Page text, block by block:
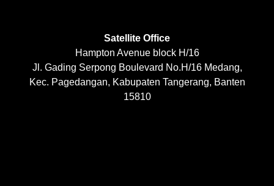
Satellite Office
Hampton Avenue block H/16
Jl. Gading Serpong Boulevard No.H/16 Medang,
Kec. Pagedangan, Kabupaten Tangerang, Banten
15810